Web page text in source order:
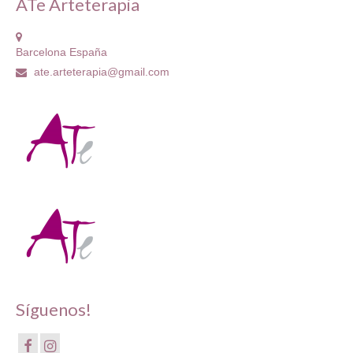
Barcelona España
ate.arteterapia@gmail.com
Síguenos!